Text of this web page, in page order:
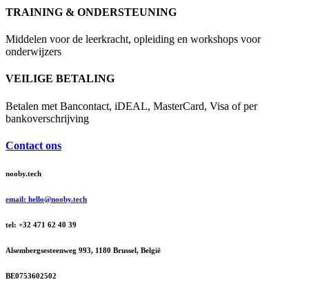
TRAINING & ONDERSTEUNING
Middelen voor de leerkracht, opleiding en workshops voor
onderwijzers
VEILIGE BETALING
Betalen met Bancontact, iDEAL, MasterCard, Visa of per
bankoverschrijving
Contact ons
nooby.tech
email: hello@nooby.tech
tel: +32 471 62 40 39
Alsembergsesteenweg 993, 1180 Brussel, België
BE0753602502